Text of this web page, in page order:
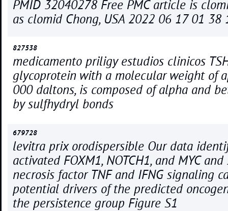
PMID 32040278 Free PMC article is
as clomid Chong, USA 2022 06 17 01 38
827538
medicamento priligy estudios clinicos
glycoprotein with a molecular weight of
000 daltons, is composed of alpha and
by sulfhydryl bonds
679728
levitra prix orodispersible Our data
activated FOXM1, NOTCH1, and MYC
necrosis factor TNF and IFNG signaling
potential drivers of the predicted
the persistence group Figure S1